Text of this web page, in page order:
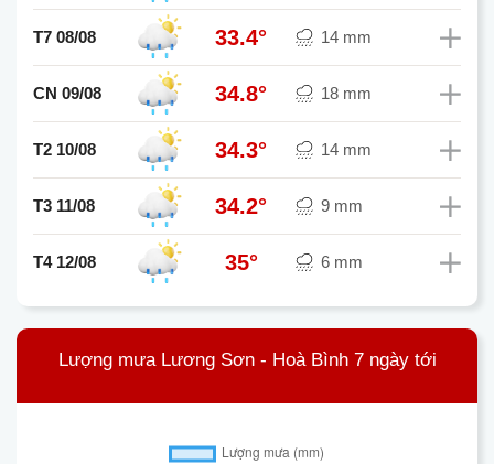
T7 08/08 33.4° 14 mm
CN 09/08 34.8° 18 mm
T2 10/08 34.3° 14 mm
T3 11/08 34.2° 9 mm
T4 12/08 35° 6 mm
Lượng mưa Lương Sơn - Hoà Bình 7 ngày tới